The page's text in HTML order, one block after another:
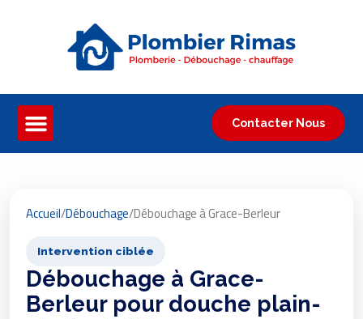
Contacter Nous
Accueil/Débouchage/Débouchage à Grace-Berleur
Intervention ciblée
Débouchage à Grace-
Berleur pour douche plain-